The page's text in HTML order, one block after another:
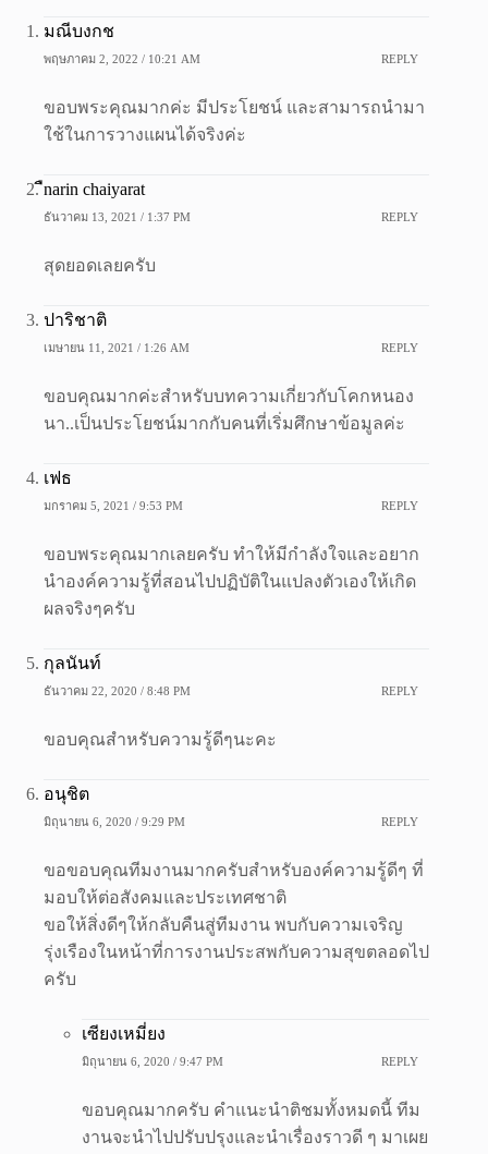
มณีบงกช
พฤษภาคม 2, 2022 / 10:21 AM REPLY
ขอบพระคุณมากค่ะ มีประโยชน์ และสามารถนำมา
ใช้ในการวางแผนได้จริงค่ะ
ืnarin chaiyarat
ธันวาคม 13, 2021 / 1:37 PM REPLY
สุดยอดเลยครับ
ปาริชาติ
เมษายน 11, 2021 / 1:26 AM REPLY
ขอบคุณมากค่ะสำหรับบทความเกี่ยวกับโคกหนอง
นา..เป็นประโยชน์มากกับคนที่เริ่มศึกษาข้อมูลค่ะ
เฟธ
มกราคม 5, 2021 / 9:53 PM REPLY
ขอบพระคุณมากเลยครับ ทำให้มีกำลังใจและอยาก
นำองค์ความรู้ที่สอนไปปฏิบัติในแปลงตัวเองให้เกิด
ผลจริงๆครับ
กุลนันท์
ธันวาคม 22, 2020 / 8:48 PM REPLY
ขอบคุณสำหรับความรู้ดีๆนะคะ
อนุชิต
มิถุนายน 6, 2020 / 9:29 PM REPLY
ขอขอบคุณทีมงานมากครับสำหรับองค์ความรู้ดีๆ ที่
มอบให้ต่อสังคมและประเทศชาติ
ขอให้สิ่งดีๆให้กลับคืนสู่ทีมงาน พบกับความเจริญ
รุ่งเรืองในหน้าที่การงานประสพกับความสุขตลอดไป
ครับ
เซียงเหมี่ยง
มิถุนายน 6, 2020 / 9:47 PM REPLY
ขอบคุณมากครับ คำแนะนำติชมทั้งหมดนี้ ทีม
งานจะนำไปปรับปรุงและนำเรื่องราวดี ๆ มาเผย